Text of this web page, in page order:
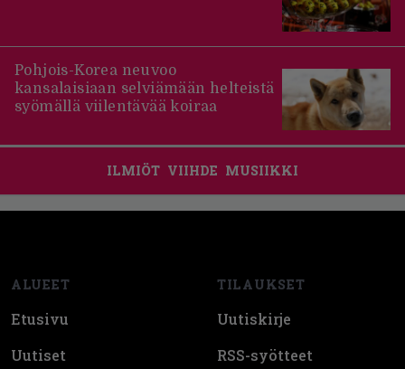
Pohjois-Korea neuvoo
kansalaisiaan selviämään helteistä
syömällä viilentävää koiraa
ILMIÖT VIIHDE MUSIIKKI
ALUEET
Etusivu
Uutiset
TILAUKSET
Uutiskirje
RSS-syötteet